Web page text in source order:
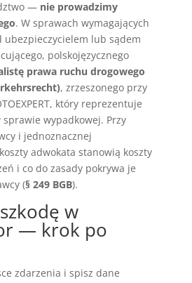
— nie prowadzimy
. W sprawach wymagających
lub sądem
polskojęzycznego
prawa ruchu drogowego
, zrzeszonego przy
który reprezentuje
sprawie wypadkowej. Przy
i jednoznacznej
adwokata stanowią koszty
i co do zasady pokrywa je
(§ 249 BGB).
szkodę w
— krok po
zdarzenia i spisz dane